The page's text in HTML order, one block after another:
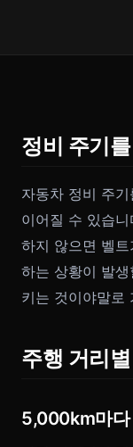
정비 주기
자동차 정비 주
이어질 수 있습
하지 않으면 벨
하는 상황이 발
키는 것이야말로
주행 거리
5,000km마다